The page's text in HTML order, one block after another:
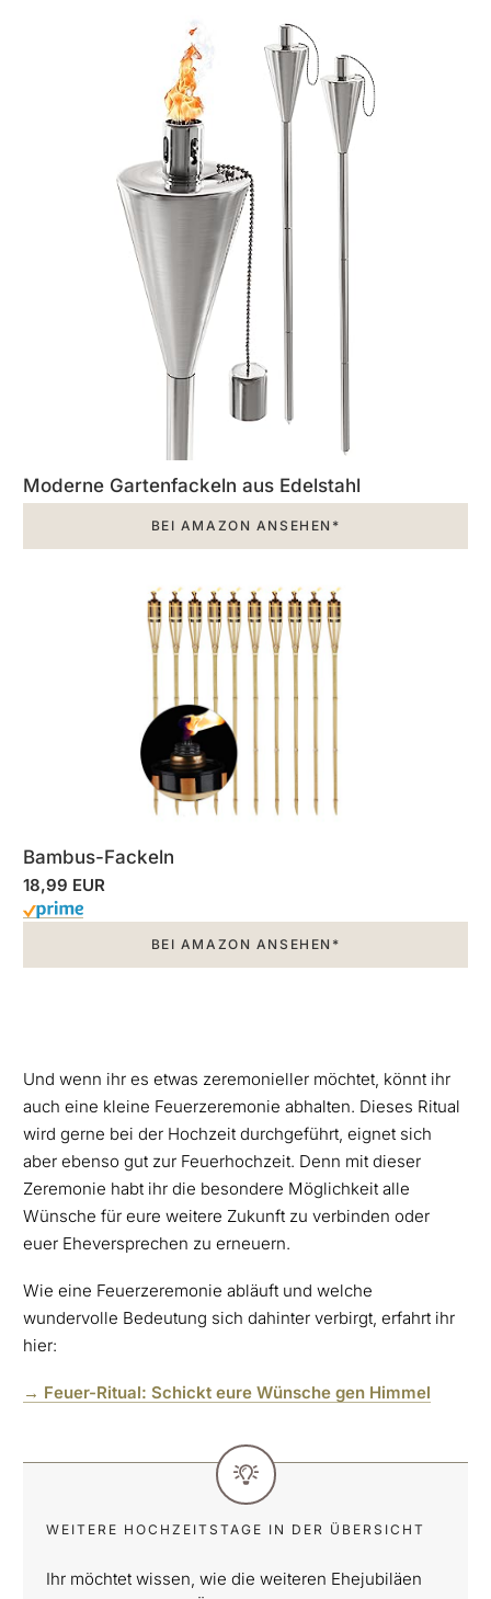
Moderne Gartenfackeln aus Edelstahl
BEI AMAZON ANSEHEN*
Bambus-Fackeln
18,99 EUR
BEI AMAZON ANSEHEN*
Und wenn ihr es etwas zeremonieller möchtet, könnt ihr
auch eine kleine Feuerzeremonie abhalten. Dieses Ritual
wird gerne bei der Hochzeit durchgeführt, eignet sich
aber ebenso gut zur Feuerhochzeit. Denn mit dieser
Zeremonie habt ihr die besondere Möglichkeit alle
Wünsche für eure weitere Zukunft zu verbinden oder
euer Eheversprechen zu erneuern.
Wie eine Feuerzeremonie abläuft und welche
wundervolle Bedeutung sich dahinter verbirgt, erfahrt ihr
hier:
→ Feuer-Ritual: Schickt eure Wünsche gen Himmel
WEITERE HOCHZEITSTAGE IN DER ÜBERSICHT
Ihr möchtet wissen, wie die weiteren Ehejubiläen